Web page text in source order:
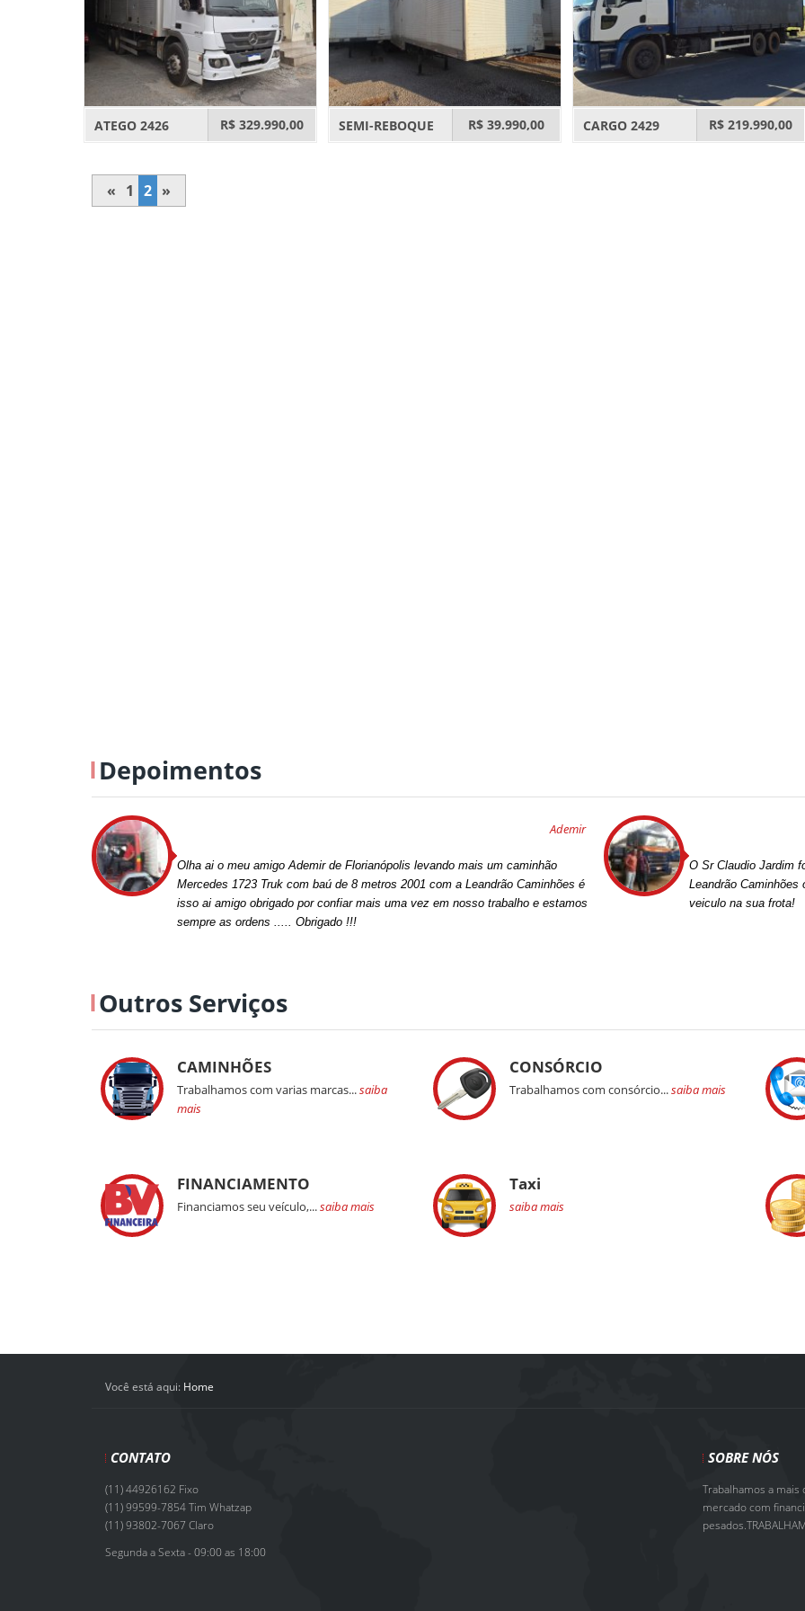
ATEGO 2426 R$ 329.990,00 SEMI-REBOQUE R$ 39.990,00 CARGO 2429 R$ 219.990,00
« 1 2 »
Depoimentos
Olha ai o meu amigo Ademir de Florianópolis levando mais um caminhão
Mercedes 1723 Truk com baú de 8 metros 2001 com a Leandrão Caminhões é
isso ai amigo obrigado por confiar mais uma vez em nosso trabalho e estamos
sempre as ordens ..... Obrigado !!!
Ademir
O Sr Claudio Jardim
Leandrão
veiculo na sua frota!
Outros Serviços
CAMINHÕES
Trabalhamos com varias marcas...saiba
mais
CONSÓRCIO
Trabalhamos com consórcio...saiba mais
FINANCIAMENTO
Financiamos seu veículo,...saiba mais
Taxi
saiba mais
Você está aqui: Home
CONTATO
(11) 44926162 Fixo
(11) 99599-7854 Tim Whatzap
(11) 93802-7067 Claro
Segunda a Sexta - 09:00 as 18:00
SOBRE NÓS
Trabalhamos a
mercado com